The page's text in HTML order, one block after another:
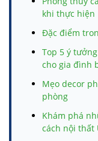
khi thực hiện
Đặc điểm
Top 5 ý
cho gia đình
Mẹo decor
phòng
Khám phá
cách nội thất